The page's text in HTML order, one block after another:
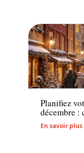
Voyage
Planifiez
décembre :
En savoir plus